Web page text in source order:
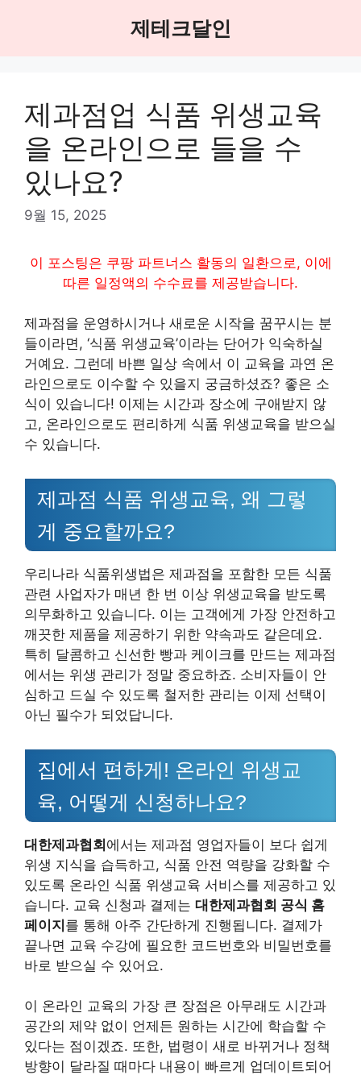
제테크달인
제과점업 식품 위생교육
을 온라인으로 들을 수
있나요?
9월 15, 2025
이 포스팅은 쿠팡 파트너스 활동의 일환으로, 이에
따른 일정액의 수수료를 제공받습니다.
제과점을 운영하시거나 새로운 시작을 꿈꾸시는 분
들이라면, ‘식품 위생교육’이라는 단어가 익숙하실
거예요. 그런데 바쁜 일상 속에서 이 교육을 과연 온
라인으로도 이수할 수 있을지 궁금하셨죠? 좋은 소
식이 있습니다! 이제는 시간과 장소에 구애받지 않
고, 온라인으로도 편리하게 식품 위생교육을 받으실
수 있습니다.
제과점 식품 위생교육, 왜 그렇
게 중요할까요?
우리나라 식품위생법은 제과점을 포함한 모든 식품
관련 사업자가 매년 한 번 이상 위생교육을 받도록
의무화하고 있습니다. 이는 고객에게 가장 안전하고
깨끗한 제품을 제공하기 위한 약속과도 같은데요.
특히 달콤하고 신선한 빵과 케이크를 만드는 제과점
에서는 위생 관리가 정말 중요하죠. 소비자들이 안
심하고 드실 수 있도록 철저한 관리는 이제 선택이
아닌 필수가 되었답니다.
집에서 편하게! 온라인 위생교
육, 어떻게 신청하나요?
대한제과협회에서는 제과점 영업자들이 보다 쉽게
위생 지식을 습득하고, 식품 안전 역량을 강화할 수
있도록 온라인 식품 위생교육 서비스를 제공하고 있
습니다. 교육 신청과 결제는 대한제과협회 공식 홈
페이지를 통해 아주 간단하게 진행됩니다. 결제가
끝나면 교육 수강에 필요한 코드번호와 비밀번호를
바로 받으실 수 있어요.
이 온라인 교육의 가장 큰 장점은 아무래도 시간과
공간의 제약 없이 언제든 원하는 시간에 학습할 수
있다는 점이겠죠. 또한, 법령이 새로 바뀌거나 정책
방향이 달라질 때마다 내용이 빠르게 업데이트되어